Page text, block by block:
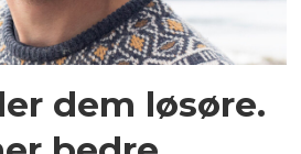
dem løsøre.